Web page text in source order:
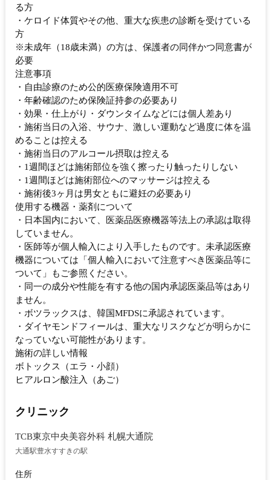
る方
・ケロイド体質やその他、重大な疾患の診断を受けている
方
※未成年（18歳未満）の方は、保護者の同伴かつ同意書が
必要
注意事項
・自由診療のため公的医療保険適用不可
・年齢確認のため保険証持参の必要あり
・効果・仕上がり・ダウンタイムなどには個人差あり
・施術当日の入浴、サウナ、激しい運動など過度に体を温
めることは控える
・施術当日のアルコール摂取は控える
・1週間ほどは施術部位を強く擦ったり触ったりしない
・1週間ほどは施術部位へのマッサージは控える
・施術後3ヶ月は男女ともに避妊の必要あり
使用する機器・薬剤について
・日本国内において、医薬品医療機器等法上の承認は取得
していません。
・医師等が個人輸入により入手したものです。未承認医療
機器については「個人輸入において注意すべき医薬品等に
ついて」もご参照ください。
・同一の成分や性能を有する他の国内承認医薬品等はあり
ません。
・ボツラックスは、韓国MFDSに承認されています。
・ダイヤモンドフィールは、重大なリスクなどが明らかに
なっていない可能性があります。
施術の詳しい情報
ボトックス（エラ・小顔）
ヒアルロン酸注入（あご）
クリニック
TCB東京中央美容外科 札幌大通院
大通駅豊水すすきの駅
住所